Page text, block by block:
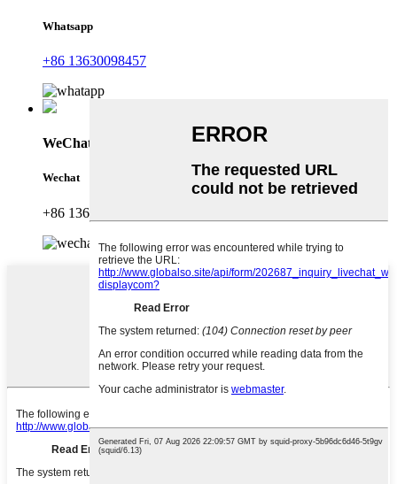
Whatsapp
+86 13630098457
WeChat
Wechat
+86 13630098457